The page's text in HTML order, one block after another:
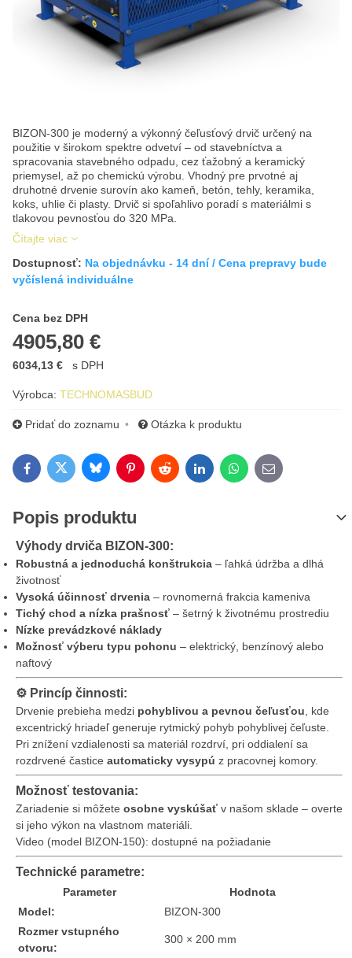
BIZON-300 je moderný a výkonný čeľusťový drvič určený na
použitie v širokom spektre odvetví – od stavebníctva a
spracovania stavebného odpadu, cez ťažobný a keramický
priemysel, až po chemickú výrobu. Vhodný pre prvotné aj
druhotné drvenie surovín ako kameň, betón, tehly, keramika,
koks, uhlie či plasty. Drvič si spoľahlivo poradí s materiálmi s
tlakovou pevnosťou do 320 MPa.
Čítajte viac
Dostupnosť: Na objednávku - 14 dní / Cena prepravy bude
vyčíslená individuálne
Cena bez DPH
4905,80 €
Cena s DPH
6034,13 € s DPH
Výrobca: TECHNOMASBUD
Pridať do zoznamu Otázka k produktu
FacebookTwitterBlueskyPinterestRedditLinkedInWhatsApp
E-mail
Popis produktu
Výhody drviča BIZON-300:
Robustná a jednoduchá konštrukcia – ľahká údržba a dlhá
životnosť
Vysoká účinnosť drvenia – rovnomerná frakcia kameniva
Tichý chod a nízka prašnosť – šetrný k životnému prostrediu
Nízke prevádzkové náklady
Možnosť výberu typu pohonu – elektrický, benzínový alebo
naftový
⚙️ Princíp činnosti:
Drvenie prebieha medzi pohyblivou a pevnou čeľusťou , kde
excentrický hriadeľ generuje rytmický pohyb pohyblivej čeľuste.
Pri znížení vzdialenosti sa materiál rozdrví, pri oddialení sa
rozdrvené častice automaticky vysypú z pracovnej komory.
Možnosť testovania:
Zariadenie si môžete osobne vyskúšať v našom sklade – overte
si jeho výkon na vlastnom materiáli.
Video (model BIZON-150): dostupné na požiadanie
Technické parametre:
Parameter
Hodnota
Model:
BIZON-300
Rozmer vstupného
otvoru:
300 × 200 mm